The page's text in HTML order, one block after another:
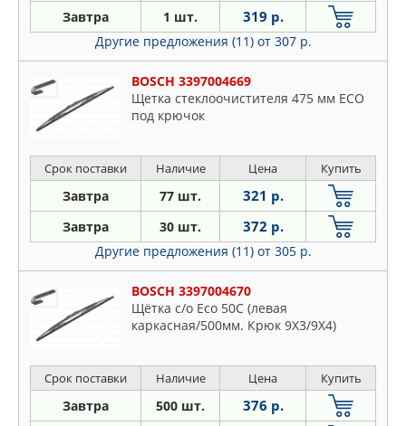
Завтра 1 шт. 319 р.
Другие предложения (11) от 307 р.
BOSCH 3397004669
Щетка стеклоочистителя 475 мм ECO
под крючок
Срок поставки Наличие Цена Купить
Завтра 77 шт. 321 р.
Завтра 30 шт. 372 р.
Другие предложения (11) от 305 р.
BOSCH 3397004670
Щётка с/о Eco 50C (левая
каркасная/500мм. Крюк 9X3/9X4)
Срок поставки Наличие Цена Купить
Завтра 500 шт. 376 р.